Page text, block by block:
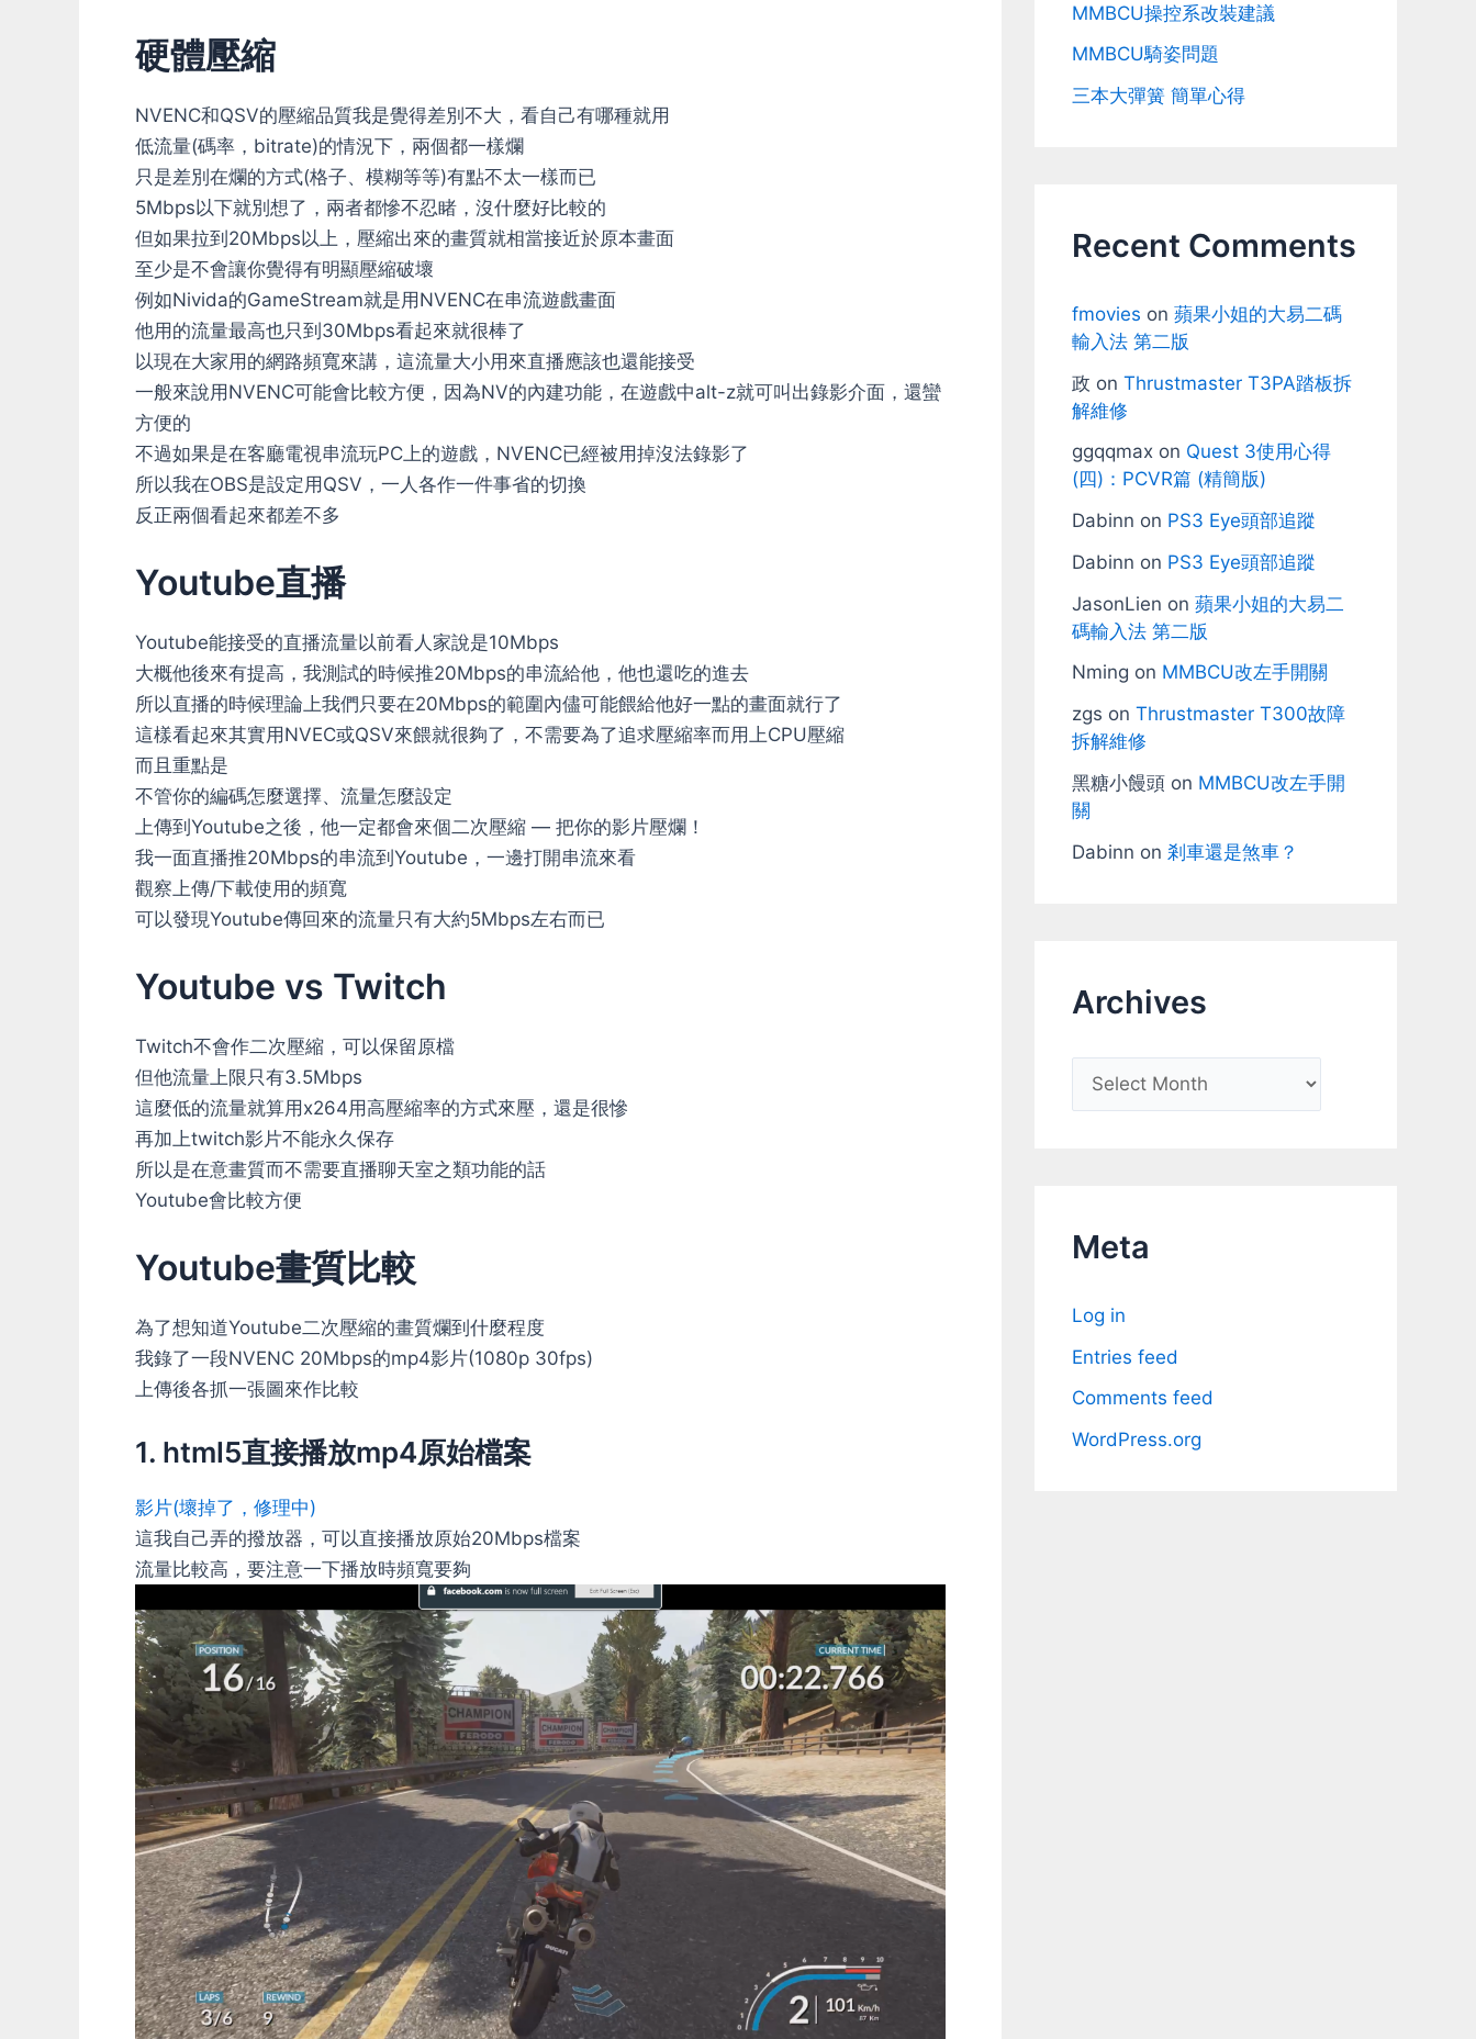
硬體壓縮
NVENC和QSV的壓縮品質我是覺得差別不大，看自己有哪種就用
低流量(碼率，bitrate)的情況下，兩個都一樣爛
只是差別在爛的方式(格子、模糊等等)有點不太一樣而已
5Mbps以下就別想了，兩者都慘不忍睹，沒什麼好比較的
但如果拉到20Mbps以上，壓縮出來的畫質就相當接近於原本畫面
至少是不會讓你覺得有明顯壓縮破壞
例如Nivida的GameStream就是用NVENC在串流遊戲畫面
他用的流量最高也只到30Mbps看起來就很棒了
以現在大家用的網路頻寬來講，這流量大小用來直播應該也還能接受
一般來說用NVENC可能會比較方便，因為NV的內建功能，在遊戲中alt-z就可叫出錄影介面，還蠻
方便的
不過如果是在客廳電視串流玩PC上的遊戲，NVENC已經被用掉沒法錄影了
所以我在OBS是設定用QSV，一人各作一件事省的切換
反正兩個看起來都差不多
Youtube直播
Youtube能接受的直播流量以前看人家說是10Mbps
大概他後來有提高，我測試的時候推20Mbps的串流給他，他也還吃的進去
所以直播的時候理論上我們只要在20Mbps的範圍內儘可能餵給他好一點的畫面就行了
這樣看起來其實用NVEC或QSV來餵就很夠了，不需要為了追求壓縮率而用上CPU壓縮
而且重點是
不管你的編碼怎麼選擇、流量怎麼設定
上傳到Youtube之後，他一定都會來個二次壓縮 — 把你的影片壓爛！
我一面直播推20Mbps的串流到Youtube，一邊打開串流來看
觀察上傳/下載使用的頻寬
可以發現Youtube傳回來的流量只有大約5Mbps左右而已
Youtube vs Twitch
Twitch不會作二次壓縮，可以保留原檔
但他流量上限只有3.5Mbps
這麼低的流量就算用x264用高壓縮率的方式來壓，還是很慘
再加上twitch影片不能永久保存
所以是在意畫質而不需要直播聊天室之類功能的話
Youtube會比較方便
Youtube畫質比較
為了想知道Youtube二次壓縮的畫質爛到什麼程度
我錄了一段NVENC 20Mbps的mp4影片(1080p 30fps)
上傳後各抓一張圖來作比較
1. html5直接播放mp4原始檔案
影片(壞掉了，修理中)
這我自己弄的撥放器，可以直接播放原始20Mbps檔案
流量比較高，要注意一下播放時頻寬要夠
MMBCU操控系改裝建議
MMBCU騎姿問題
三本大彈簧 簡單心得
Recent Comments
fmovies on 蘋果小姐的大易二碼
輸入法 第二版
政 on Thrustmaster T3PA踏板拆
解維修
ggqqmax on Quest 3使用心得
(四)：PCVR篇 (精簡版)
Dabinn on PS3 Eye頭部追蹤
Dabinn on PS3 Eye頭部追蹤
JasonLien on 蘋果小姐的大易二
碼輸入法 第二版
Nming on MMBCU改左手開關
zgs on Thrustmaster T300故障
拆解維修
黑糖小饅頭 on MMBCU改左手開
關
Dabinn on 剎車還是煞車？
Archives
r
vMeta
Log in
Entries feed
Comments feed
WordPress.org